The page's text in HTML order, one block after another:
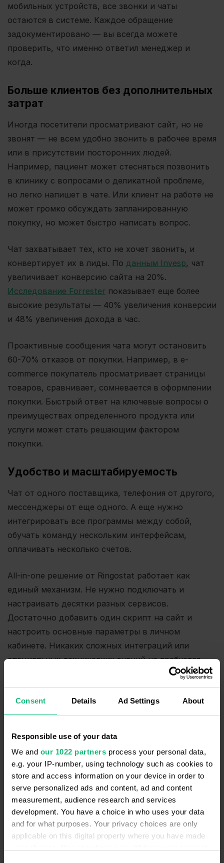
Consent Details Ad Settings About
Responsible use of your data
We and our 1022 partners process your personal data,
e.g. your IP-number, using technology such as cookies to
store and access information on your device in order to
serve personalized ads and content, ad and content
measurement, audience research and services
development. You have a choice in who uses your data
and for what purposes. Your privacy choices are only
applicable on this digital property where you have made
мобильных устройств, все звонки и чаты
остаются в системе. Каждое обращение
задокументировано — вы всегда можете
проверить, что именно ответил менеджер и
когда.
Больше клиентов без дополнительных
затрат
Иногда посетители просматривают сайт, но не
звонят — не всем удобно звонить в рабочее время
или в присутствии посторонних людей.
Например, пациент может стесняться позвонить
в клинику с вопросами о деликатной проблеме,
но легко напишет в чате. Или клиент на работе не
может громко обсуждать запланированную
покупку, но может быстро написать вопрос.
Чат захватывает тех, кто не хочет звонить, и
конвертирует их в лиды. По данным Invesp, чат
увеличивает конверсию сайта на 20%.
Исследование Forrester показывает еще более
высокие результаты — 40% увеличения конверсии
и 48% увеличения дохода в час.
Проактивные сообщения чата могут остановить
60-70% отказов от покупки. Например, в e-
commerce покупатель просматривает страницы
товаров, сравнивает, сомневается в оформлении
покупки. Быстрый ответ на ключевые вопросы о
преимуществах определенного продукта или
услуги может стать решающим фактором
покупки.
Удобство и масштабируемость
Чат от одного поставщика, телефония от другого,
мессенджеры от еще одного. А еще нужно
интегрировать все программы между собой,
обучать команду нескольким интерфейсам,
оплачивать несколько счетов.
All-in-one решение от Ringostat работает как
единый механизм. Не нужно подключать и
настраивать десятки разных сервисов.
Достаточно добавить один скрипт на сайт и
настроить основные параметры в личном
кабинете. Никаких сложных интеграций или
специальных технических знаний не требуется.
Виджет можно легко адаптировать под ваши
нужды: выберите цвета и шрифты,
соответствующие фирменному стилю, добавьте
нужные языки интерфейса. Команда Ringostat
всегда готова помочь с настройками и ответить
на ваши вопросы.
Полный контроль для руководителей
Когда аналитические данные обо всех источниках
обращений (телефония, чаты, мессенджеры)